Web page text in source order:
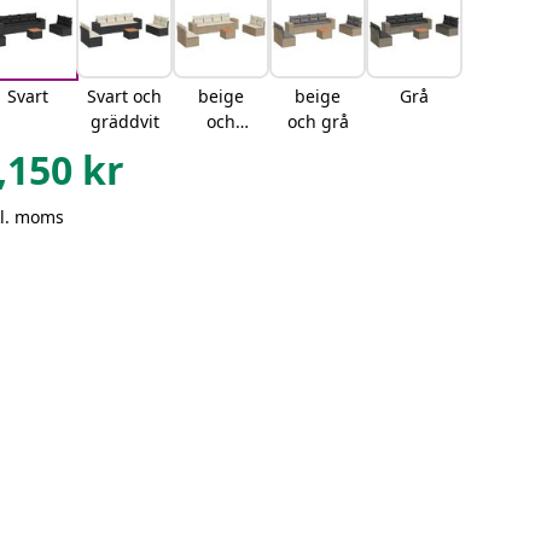
Svart
Svart och
gräddvit
beige
och
beige
och grå
Grå
kr
moms